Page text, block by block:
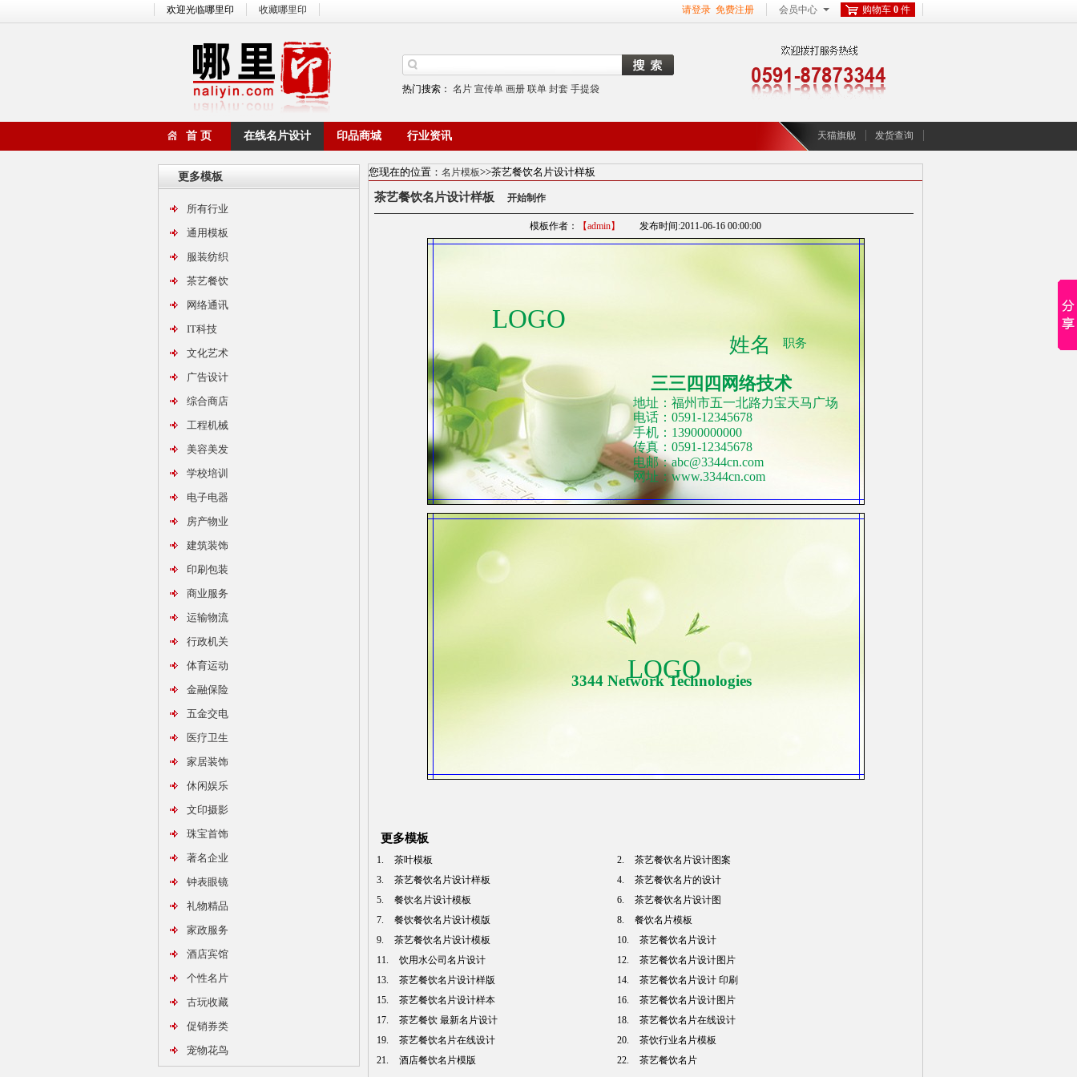
欢迎光临哪里印 收藏哪里印 请登录 免费注册 会员中心 购物车 0 件
热门搜索： 名片 宣传单 画册 联单 封套 手提袋
天猫旗舰 发货查询
首 页 在线名片设计 印品商城 行业资讯
更多模板
所有行业
通用模板
服装纺织
茶艺餐饮
网络通讯
IT科技
文化艺术
广告设计
综合商店
工程机械
美容美发
学校培训
电子电器
房产物业
建筑装饰
印刷包装
商业服务
运输物流
行政机关
体育运动
金融保险
五金交电
医疗卫生
家居装饰
休闲娱乐
文印摄影
珠宝首饰
著名企业
钟表眼镜
礼物精品
家政服务
酒店宾馆
个性名片
古玩收藏
促销券类
宠物花鸟
您现在的位置： 名片模板>>茶艺餐饮名片设计样板
茶艺餐饮名片设计样板 开始制作
模板作者： 【admin】 发布时间:2011-06-16 00:00:00
三三四四网络技术
姓名 职务
地址：福州市五一北路力宝天马广场
电话：0591-12345678
手机：13900000000
传真：0591-12345678
电邮：abc@3344cn.com
网址：www.3344cn.com
LOGO
3344 Network Technologies
LOGO
更多模板
1. 茶叶模板 2.
茶艺餐饮名片设计图案
3.
茶艺餐饮名片设计样板 4.
茶艺餐饮名片的设计
5.
餐饮名片设计模板 6.
茶艺餐饮名片设计图
7.
餐饮餐饮名片设计模版 8.
餐饮名片模板
9.
茶艺餐饮名片设计模板 10.
茶艺餐饮名片设计
11.
饮用水公司名片设计 12.
茶艺餐饮名片设计图片
13.
茶艺餐饮名片设计样版 14.
茶艺餐饮名片设计 印刷
15.
茶艺餐饮名片设计样本 16.
茶艺餐饮名片设计图片
17.
茶艺餐饮 最新名片设计 18.
茶艺餐饮名片在线设计
19.
茶艺餐饮名片在线设计 20.
茶饮行业名片模板
21.
酒店餐饮名片模版 22. 茶艺餐饮名片